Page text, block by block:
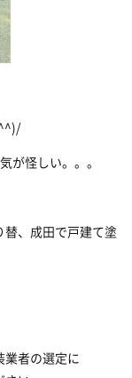
が怪しい。。。
替、成田で戸建て塗
業者の選定に